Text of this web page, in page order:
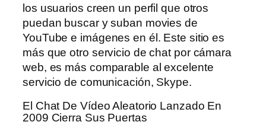
los usuarios creen un perfil que otros
puedan buscar y suban movies de
YouTube e imágenes en él. Este sitio es
más que otro servicio de chat por cámara
web, es más comparable al excelente
servicio de comunicación, Skype.
El Chat De Vídeo Aleatorio Lanzado En
2009 Cierra Sus Puertas